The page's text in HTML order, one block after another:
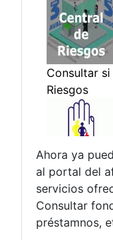
Ahora ya
al portal del
servicios
Consultar
préstamnos,